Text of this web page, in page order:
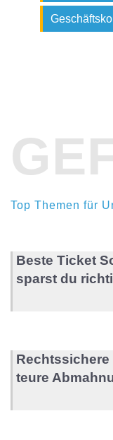
Top Themen für
Beste Ticket
sparst du
Rechtssichere
teure